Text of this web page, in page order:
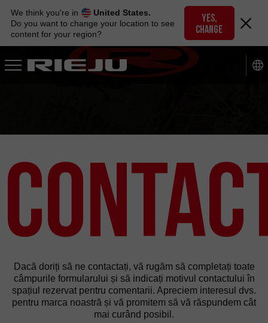
navigation
content
We think you're in
United States.
Do you want to change your location to see
content for your region?
YES,
CHANGE
Dacă doriți să ne contactați, vă rugăm să completați toate
câmpurile formularului și să indicați motivul contactului în
spațiul rezervat pentru comentarii. Apreciem interesul dvs.
pentru marca noastră și vă promitem să vă răspundem cât
mai curând posibil.